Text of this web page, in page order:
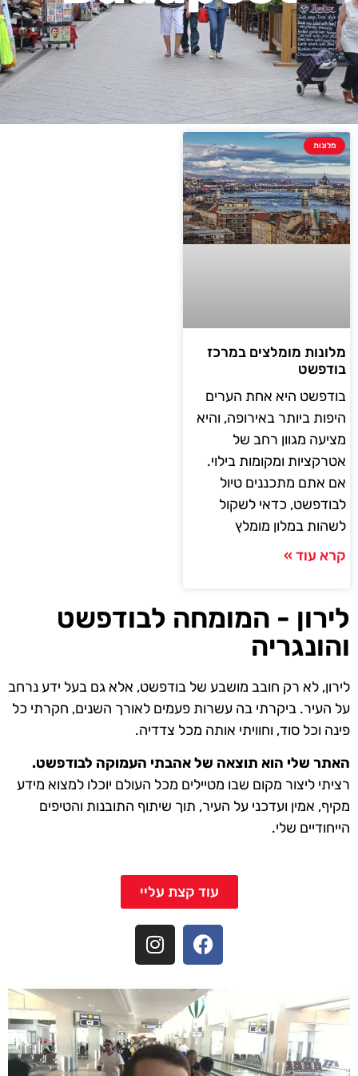
מלונות
מלונות מומלצים במרכז
בודפשט
בודפשט היא אחת הערים
היפות ביותר באירופה, והיא
מציעה מגוון רחב של
אטרקציות ומקומות בילוי.
אם אתם מתכננים טיול
לבודפשט, כדאי לשקול
לשהות במלון מומלץ
קרא עוד »
לירון - המומחה לבודפשט
והונגריה
לירון, לא רק חובב מושבע של בודפשט, אלא גם בעל ידע נרחב
על העיר. ביקרתי בה עשרות פעמים לאורך השנים, חקרתי כל
פינה וכל סוד, וחוויתי אותה מכל צדדיה.
האתר שלי הוא תוצאה של אהבתי העמוקה לבודפשט.
רציתי ליצור מקום שבו מטיילים מכל העולם יוכלו למצוא מידע
מקיף, אמין ועדכני על העיר, תוך שיתוף התובנות והטיפים
הייחודיים שלי.
עוד קצת עליי